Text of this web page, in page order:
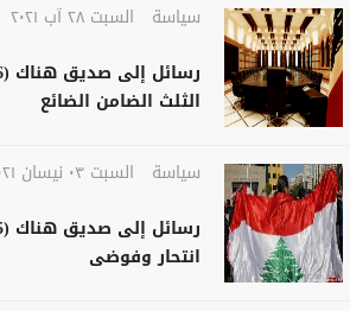
سياسة
السبت ٢٨ آب ٢٠٢١
الثلث الضامن الضائع
سياسة
السبت ٠٣ نيسان ٢٠٢١
انتحار وفوضى